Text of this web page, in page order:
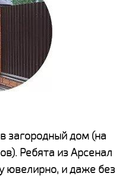
загородный дом (на
Ребята из Арсенал
ювелирно, и даже без